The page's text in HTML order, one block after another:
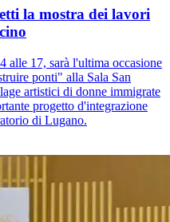
la mostra dei lavori
alle 17, sarà l'ultima occasione
ponti" alla Sala San
artistici di donne immigrate
progetto d'integrazione
di Lugano.